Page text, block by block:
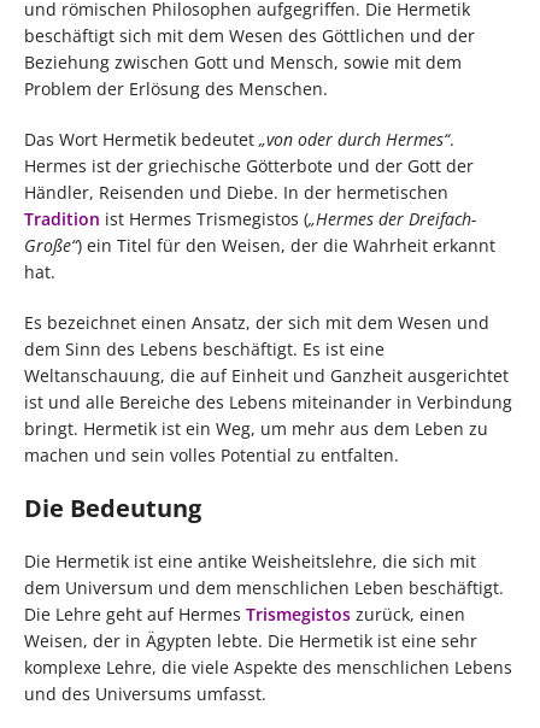
und römischen Philosophen aufgegriffen. Die Hermetik
beschäftigt sich mit dem Wesen des Göttlichen und der
Beziehung zwischen Gott und Mensch, sowie mit dem
Problem der Erlösung des Menschen.
Das Wort Hermetik bedeutet „von oder durch Hermes“.
Hermes ist der griechische Götterbote und der Gott der
Händler, Reisenden und Diebe. In der hermetischen
Tradition ist Hermes Trismegistos („Hermes der Dreifach-
Große“) ein Titel für den Weisen, der die Wahrheit erkannt
hat.
Es bezeichnet einen Ansatz, der sich mit dem Wesen und
dem Sinn des Lebens beschäftigt. Es ist eine
Weltanschauung, die auf Einheit und Ganzheit ausgerichtet
ist und alle Bereiche des Lebens miteinander in Verbindung
bringt. Hermetik ist ein Weg, um mehr aus dem Leben zu
machen und sein volles Potential zu entfalten.
Die Bedeutung
Die Hermetik ist eine antike Weisheitslehre, die sich mit
dem Universum und dem menschlichen Leben beschäftigt.
Die Lehre geht auf Hermes Trismegistos zurück, einen
Weisen, der in Ägypten lebte. Die Hermetik ist eine sehr
komplexe Lehre, die viele Aspekte des menschlichen Lebens
und des Universums umfasst.